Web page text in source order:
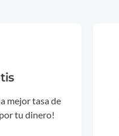
mejor tasa de
tu dinero!